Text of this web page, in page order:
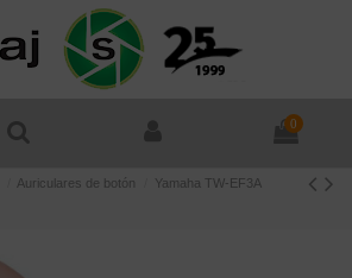
0
Auriculares de botón Yamaha TW-EF3A